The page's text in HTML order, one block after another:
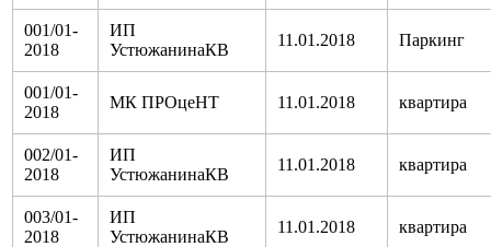
001/01-
2018
ИП
УстюжанинаКВ
11.01.2018 Паркинг
001/01-
2018
МК ПРОцеНТ 11.01.2018 квартира
002/01-
2018
ИП
УстюжанинаКВ
11.01.2018 квартира
003/01-
2018
ИП
УстюжанинаКВ
11.01.2018 квартира